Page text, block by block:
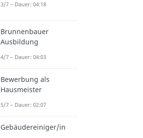
3/7 – Dauer: 04:18
Brunnenbauer
Ausbildung
4/7 – Dauer: 04:03
Bewerbung als
Hausmeister
5/7 – Dauer: 02:07
Gebäudereiniger/in